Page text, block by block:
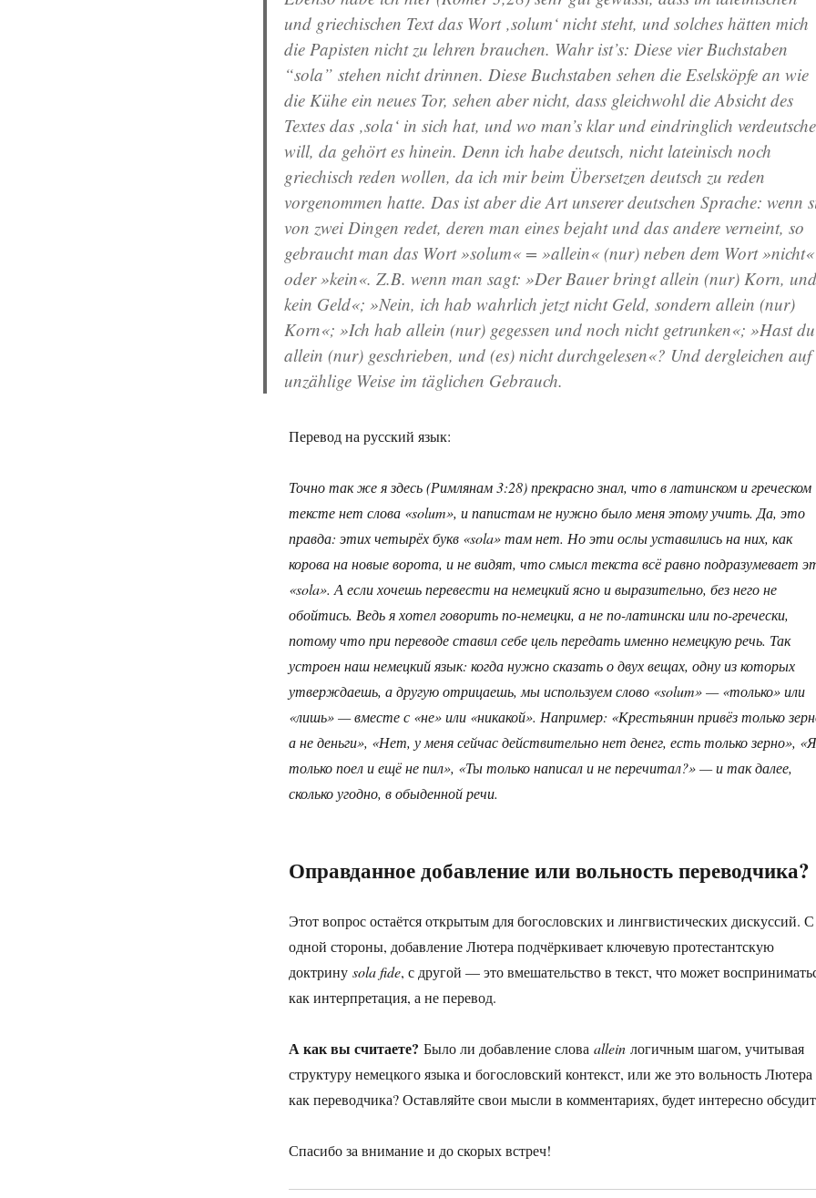
und griechischen Text das Wort ‚solum‘ nicht steht, und solches hätten mich
die Papisten nicht zu lehren brauchen. Wahr ist’s: Diese vier Buchstaben
“sola” stehen nicht drinnen. Diese Buchstaben sehen die Eselsköpfe an wie
die Kühe ein neues Tor, sehen aber nicht, dass gleichwohl die Absicht des
Textes das ‚sola‘ in sich hat, und wo man’s klar und eindringlich
will, da gehört es hinein. Denn ich habe deutsch, nicht lateinisch noch
griechisch reden wollen, da ich mir beim Übersetzen deutsch zu reden
vorgenommen hatte. Das ist aber die Art unserer deutschen Sprache: wenn
von zwei Dingen redet, deren man eines bejaht und das andere verneint, so
gebraucht man das Wort »solum« = »allein« (nur) neben dem Wort »nicht«
oder »kein«. Z.B. wenn man sagt: »Der Bauer bringt allein (nur) Korn, und
kein Geld«; »Nein, ich hab wahrlich jetzt nicht Geld, sondern allein (nur)
Korn«; »Ich hab allein (nur) gegessen und noch nicht getrunken«; »Hast du
allein (nur) geschrieben, und (es) nicht durchgelesen«? Und dergleichen auf
unzählige Weise im täglichen Gebrauch.
Перевод на русский язык:
Точно так же я здесь (Римлянам 3:28) прекрасно знал, что в латинском и греческом
тексте нет слова «solum», и папистам не нужно было меня этому учить. Да, это
правда: этих четырёх букв «sola» там нет. Но эти ослы уставились на них, как
корова на новые ворота, и не видят, что смысл текста всё равно подразумевает
«sola». А если хочешь перевести на немецкий ясно и выразительно, без него не
обойтись. Ведь я хотел говорить по-немецки, а не по-латински или по-гречески,
потому что при переводе ставил себе цель передать именно немецкую речь. Так
устроен наш немецкий язык: когда нужно сказать о двух вещах, одну из которых
утверждаешь, а другую отрицаешь, мы используем слово «solum» — «только» или
«лишь» — вместе с «не» или «никакой». Например: «Крестьянин привёз только
а не деньги», «Нет, у меня сейчас действительно нет денег, есть только зерно», «Я
только поел и ещё не пил», «Ты только написал и не перечитал?» — и так далее,
сколько угодно, в обыденной речи.
Оправданное добавление или вольность переводчика?
Этот вопрос остаётся открытым для богословских и лингвистических дискуссий. С
одной стороны, добавление Лютера подчёркивает ключевую протестантскую
доктрину sola fide, с другой — это вмешательство в текст, что может
как интерпретация, а не перевод.
А как вы считаете? Было ли добавление слова alleinлогичным шагом, учитывая
структуру немецкого языка и богословский контекст, или же это вольность Лютера
как переводчика? Оставляйте свои мысли в комментариях, будет интересно
Спасибо за внимание и до скорых встреч!